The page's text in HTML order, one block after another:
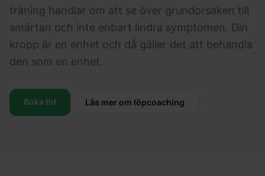
träning handlar om att se över grundorsaken till
smärtan och inte enbart lindra symptomen. Din
kropp är en enhet och då gäller det att behandla
den som en enhet.
Boka tid Läs mer om löpcoaching